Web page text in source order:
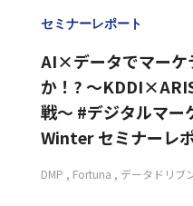
セミナーレポート
AI×データでマーケ
か！? 〜
戦〜 #デジタルマ
Winter セミナーレ
DMP Fortuna データドリブ